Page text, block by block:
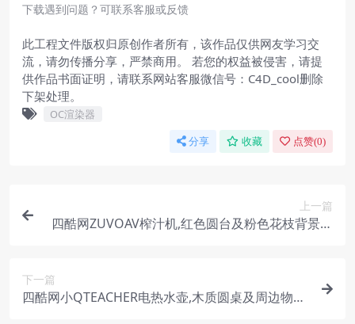
下载遇到问题？可联系客服或反馈
此工程文件版权归原创作者所有，该作品仅供网友学习交
流，请勿传播分享，严禁商用。 若您的权益被侵害，请提
供作品书面证明，请联系网站客服微信号：C4D_cool删除
下架处理。
OC渲染器
分享 收藏 点赞(0)
上一篇
四酷网ZUVOAV榨汁机,红色圆台及粉色花枝背景模
下一篇
四酷网小QTEACHER电热水壶,木质圆桌及周边物品